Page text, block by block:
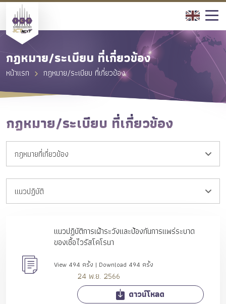
กฎหมาย/ระเบียบ ที่เกี่ยวข้อง
หน้าแรก กฎหมาย/ระเบียบ ที่เกี่ยวข้อง
กฎหมาย/ระเบียบ ที่เกี่ยวข้อง
กฎหมายที่เกี่ยวข้อง
แนวปฏิบัติ
แนวปฏิบัติการเฝ้าระวังและป้องกันการแพร่ระบาด
ของเชื้อไวรัสโคโรนา
View 494 ครั้ง | Download 494 ครั้ง
24 พ.ย. 2566
ดาวน์โหลด